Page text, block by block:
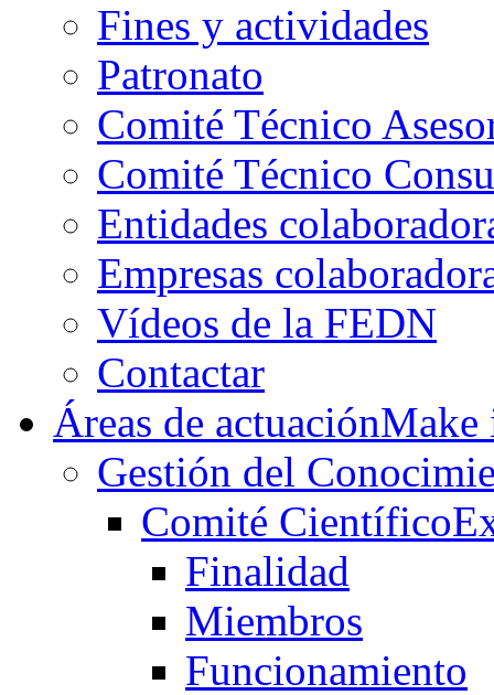
Fines y actividades
Patronato
Comité Técnico
Comité Técnico
Entidades
Empresas
Vídeos de la FEDN
Contactar
Áreas de actuación
Gestión del
Comité Científico
Finalidad
Miembros
Funcionamiento